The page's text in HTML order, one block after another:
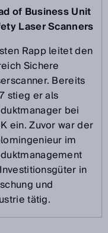
of Business Unit
Laser Scanners
Rapp leitet den
Sichere
Bereits
stieg er als
bei
ein. Zuvor war der
im
in
und
tätig.